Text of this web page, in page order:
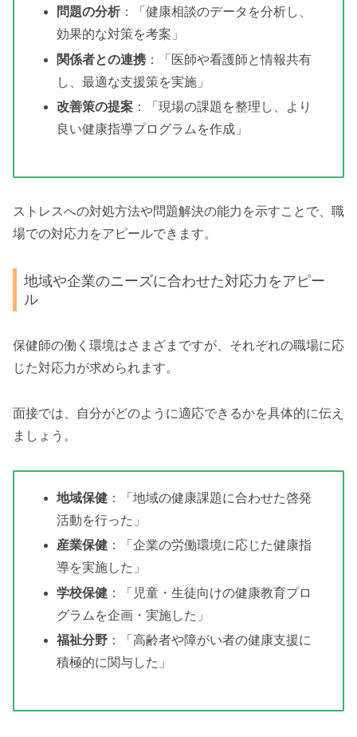
問題の分析 ：「健康相談のデータを分析し、
効果的な対策を考案」
関係者との連携 ：「医師や看護師と情報共有
し、最適な支援策を実施」
改善策の提案 ：「現場の課題を整理し、より
良い健康指導プログラムを作成」
ストレスへの対処方法や問題解決の能力を示すことで、職
場での対応力をアピールできます。
地域や企業のニーズに合わせた対応力をアピー
ル
保健師の働く環境はさまざまですが、それぞれの職場に応
じた対応力が求められます。
面接では、自分がどのように適応できるかを具体的に伝え
ましょう。
地域保健 ：「地域の健康課題に合わせた啓発
活動を行った」
産業保健 ：「企業の労働環境に応じた健康指
導を実施した」
学校保健 ：「児童・生徒向けの健康教育プロ
グラムを企画・実施した」
福祉分野 ：「高齢者や障がい者の健康支援に
積極的に関与した」